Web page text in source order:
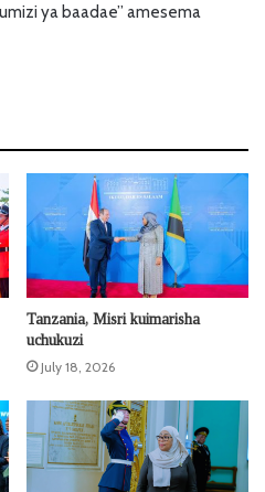
ya baadae” amesema
Tanzania, Misri kuimarisha
uchukuzi
July 18, 2026